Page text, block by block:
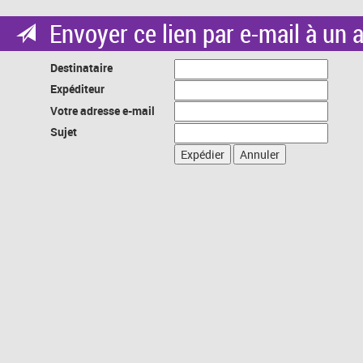
Envoyer ce lien par e-mail à un
Destinataire
Expéditeur
Votre adresse e-mail
Sujet
Expédier
Annuler